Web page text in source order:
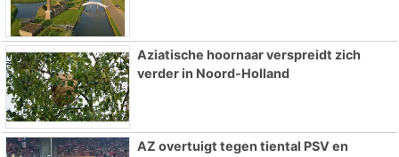
Aziatische hoornaar verspreidt zich
verder in Noord-Holland
AZ overtuigt tegen tiental PSV en